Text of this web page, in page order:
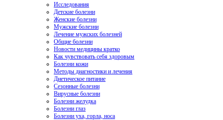
Исследования
Детские болезни
Женские болезни
Мужские болезни
Лечение мужских болезней
Общие болезни
Новости медицины кратко
Как чувствовать себя здоровым
Болезни кожи
Методы диагностики и лечения
Диетическое питание
Сезонные болезни
Вирусные болезни
Болезни желудка
Болезни глаз
Болезни уха, горла, носа